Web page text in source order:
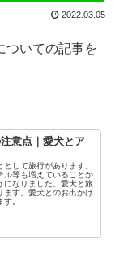
2022.03.05
ついての記事を
意点｜愛犬とア
して旅行があります。
ル等も増えていることか
になりました。愛犬と旅
ます。愛犬とのお出かけ
。